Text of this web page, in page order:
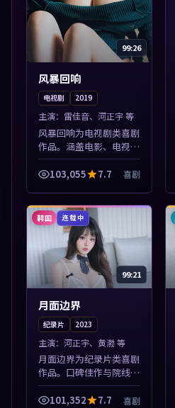
99:26
风暴回响
电视剧 2019
主演： 雷佳音、河正宇 等
风暴回响为电视剧类喜剧
作品。涵盖电影、电视剧
与综艺节目，国产精品与
海外佳作并陈，免费在线
凑，值得加入...
103,055 7.7 喜剧
韩国 连载中
99:21
月面边界
纪录片 2023
主演： 河正宇、黄渤 等
月面边界为纪录片类喜剧
作品。口碑佳作与院线热
映精选，高清免费在线资
源，多端适配随时观看。
101,352 7.7 喜剧